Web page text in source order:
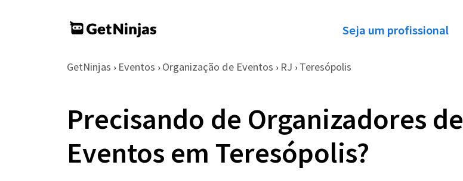
Seja um profissional
GetNinjas › Eventos › Organização de Eventos › RJ › Teresópolis
Precisando de Organizadores de
Eventos em Teresópolis?